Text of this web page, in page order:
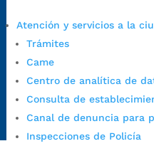
Atención y servicios a la
Trámites
Came
Centro de analítica de
Consulta de
Canal de denuncia para
Inspecciones de Policía
judiciales:
Canal de denuncia para
https://
Emergencia:
https://
Radique aquí su queja
https://
1/secretarias/oficina-de-